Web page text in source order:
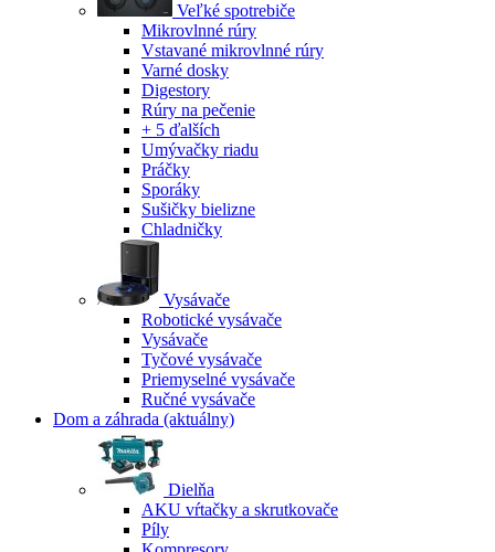
Veľké spotrebiče
Mikrovlnné rúry
Vstavané mikrovlnné rúry
Varné dosky
Digestory
Rúry na pečenie
+ 5 ďalších
Umývačky riadu
Práčky
Sporáky
Sušičky bielizne
Chladničky
Vysávače
Robotické vysávače
Vysávače
Tyčové vysávače
Priemyselné vysávače
Ručné vysávače
Dom a záhrada (aktuálny)
Dielňa
AKU vŕtačky a skrutkovače
Píly